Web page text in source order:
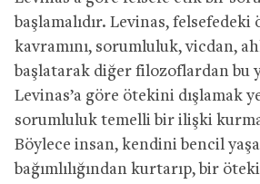
başlamalıdır. Levinas,
kavramını, sorumluluk, vicdan,
başlatarak diğer filozoflardan bu
Levinas’a göre ötekini dışlamak
sorumluluk temelli bir ilişki
Böylece insan, kendini bencil
bağımlılığından kurtarıp, bir